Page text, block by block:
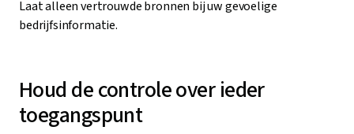
Laat alleen vertrouwde bronnen bij uw gevoelige
bedrijfsinformatie.
Houd de controle over ieder
toegangspunt